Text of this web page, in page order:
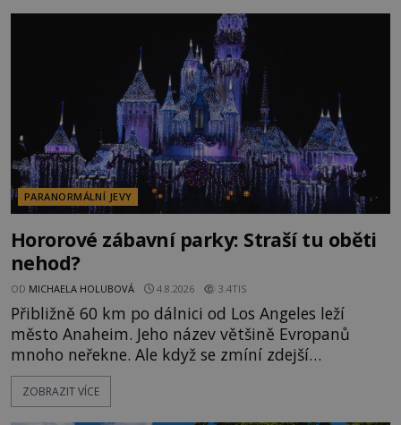
následně nalezne schovaný kokain. Tímto
momentem se slavnému
PARANORMÁLNÍ JEVY
Hororové zábavní parky: Straší tu oběti
nehod?
OD MICHAELA HOLUBOVÁ 4.8.2026 3.4TIS
Přibližně 60 km po dálnici od Los Angeles leží
město Anaheim. Jeho název většině Evropanů
mnoho neřekne. Ale když se zmíní zdejší
Disneyland, je hned jasno. Zábavní park vyroste na
poklidném místě bývalého sadu pomerančovníků.
ZOBRAZIT VÍCE